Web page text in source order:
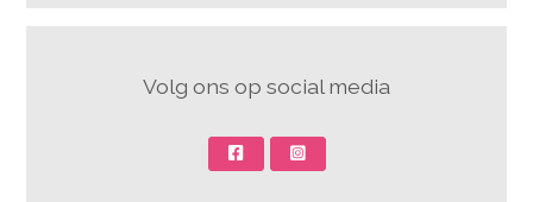
Volg ons op social media